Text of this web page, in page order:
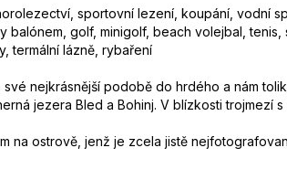
sportovní lezení, koupání, vodní
golf, minigolf, beach volejbal,
termální lázně, rybaření
nejkrásnější podobě do hrdého a nám
jezera Bled a Bohinj. V blízkosti trojmezí
ostrově, jenž je zcela jistě